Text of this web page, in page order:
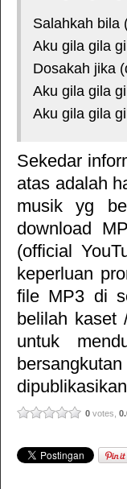
Salahkah bila
Aku gila gila
Dosakah jika
Aku gila gila
Aku gila gila
Sekedar
atas adalah
musik yg
download
(official
keperluan
file MP3 di
belilah kaset
untuk
0 votes,